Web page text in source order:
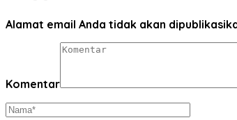
Alamat email Anda tidak akan
Komentar